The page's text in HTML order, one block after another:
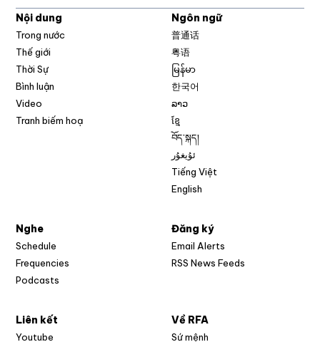
Nội dung
Trong nước
Thế giới
Thời Sự
Bình luận
Video
Tranh biếm hoạ
Ngôn ngữ
普通话
粤语
မြန်မာ
한국어
ລາວ
ខ្មែ
བོད་སྐད།
ئۇيغۇر
Tiếng Việt
English
Nghe
Schedule
Frequencies
Podcasts
Đăng ký
Email Alerts
RSS News Feeds
Liên kết
Youtube
Về RFA
Sứ mệnh